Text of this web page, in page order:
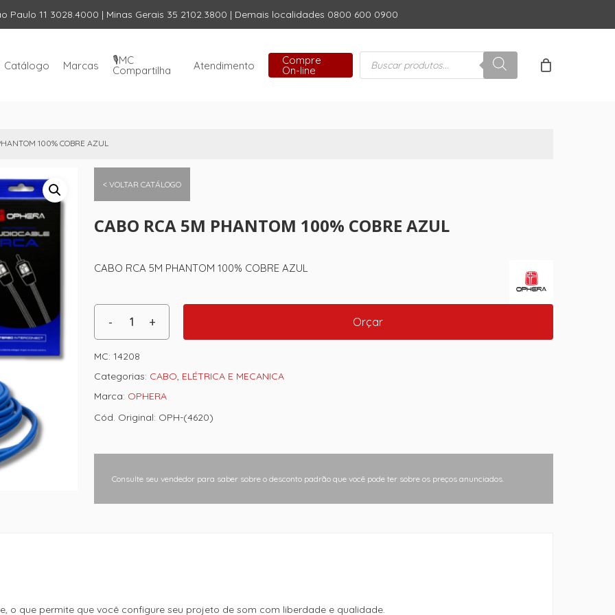
Paulo 11 3028.4000 | Minas Gerais 35 2102.3800 | Demais localidades 0800 600 0900
Catálogo Marcas 🎙️MC
Compartilha Atendimento Compre
On-line
Pesquisar
produtos
Carrinho Close
100% COBRE AZUL
< VOLTAR CATÁLOGO
CABO RCA 5M PHANTOM 100% COBRE AZUL
CABO RCA 5M PHANTOM 100% COBRE AZUL
Orçar
MC: 14208
Categorias: CABO, ELÉTRICA E MECANICA
Marca: OPHERA
Cód. Original: OPH-(4620)
Consulte seu vendedor para saber sobre o desconto padrão que você pode ter sobre os preços anunciados.
o que permite que você configure seu projeto de som com liberdade e qualidade.